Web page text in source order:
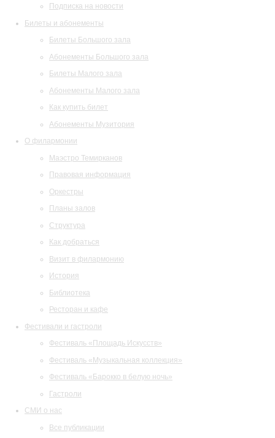
Подписка на новости
Билеты и абонементы
Билеты Большого зала
Абонементы Большого зала
Билеты Малого зала
Абонементы Малого зала
Как купить билет
Абонементы Музитория
О филармонии
Маэстро Темирканов
Правовая информация
Оркестры
Планы залов
Структура
Как добраться
Визит в филармонию
История
Библиотека
Ресторан и кафе
Фестивали и гастроли
Фестиваль «Площадь Искусств»
Фестиваль «Музыкальная коллекция»
Фестиваль «Барокко в белую ночь»
Гастроли
СМИ о нас
Все публикации